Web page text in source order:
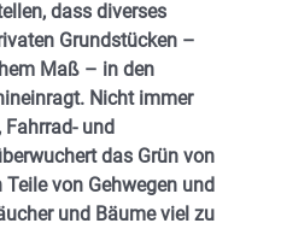
dass diverses
Grundstücken –
Maß – in den
Nicht immer
Fahrrad- und
das Grün von
von Gehwegen und
und Bäume viel zu